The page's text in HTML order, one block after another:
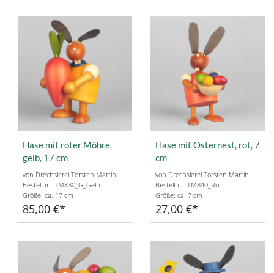
Hase mit roter Möhre,
gelb, 17 cm
von Drechslerei Torsten Martin
Bestellnr.: TM830_G_Gelb
Größe: ca. 17 cm
85,00 €
Hase mit Osternest, rot, 7
cm
von Drechslerei Torsten Martin
Bestellnr.: TM840_Rot
Größe: ca. 7 cm
27,00 €